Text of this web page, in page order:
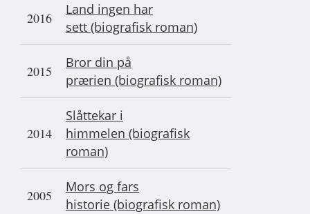
2016
Land ingen har
sett (biografisk roman)
2015
Bror din på
prærien (biografisk roman)
2014
Slåttekar i
himmelen (biografisk
roman)
2005
Mors og fars
historie (biografisk roman)